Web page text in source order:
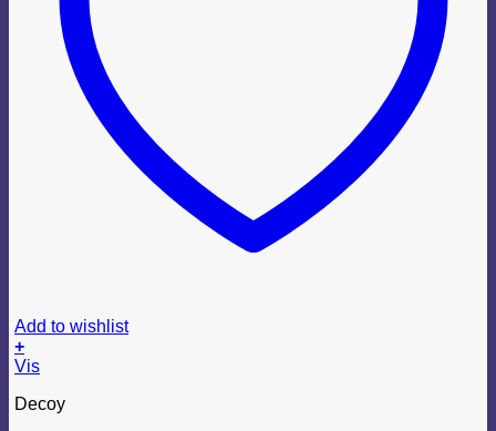
Add to wishlist
+
Vis
Decoy